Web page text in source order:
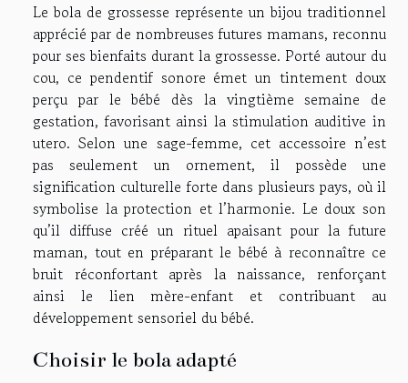
Le bola de grossesse représente un bijou traditionnel
apprécié par de nombreuses futures mamans, reconnu
pour ses bienfaits durant la grossesse. Porté autour du
cou, ce pendentif sonore émet un tintement doux
perçu par le bébé dès la vingtième semaine de
gestation, favorisant ainsi la stimulation auditive in
utero. Selon une sage-femme, cet accessoire n’est
pas seulement un ornement, il possède une
signification culturelle forte dans plusieurs pays, où il
symbolise la protection et l’harmonie. Le doux son
qu’il diffuse créé un rituel apaisant pour la future
maman, tout en préparant le bébé à reconnaître ce
bruit réconfortant après la naissance, renforçant
ainsi le lien mère-enfant et contribuant au
développement sensoriel du bébé.
Choisir le bola adapté